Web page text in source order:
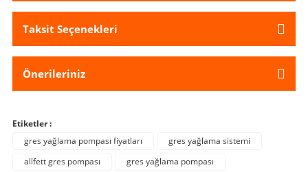
Taksit Seçenekleri
Önerileriniz
Etiketler :
gres yağlama pompası fiyatları
gres yağlama sistemi
allfett gres pompası
gres yağlama pompası